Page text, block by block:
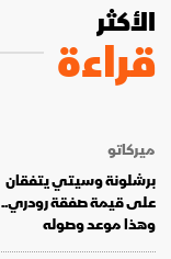
الأكثر
قراءة
ميركاتو
برشلونة وسيتي يتفقان
على قيمة صفقة رودري..
وهذا موعد وصوله